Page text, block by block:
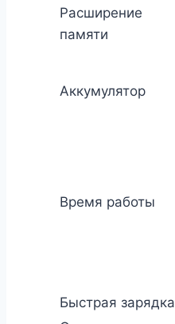
Расширение
памяти
Аккумулятор
Время работы
Быстрая зарядка